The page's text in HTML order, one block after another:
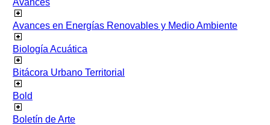
Avances
Avances en Energías Renovables y Medio Ambiente
Biología Acuática
Bitácora Urbano Territorial
Bold
Boletín de Arte